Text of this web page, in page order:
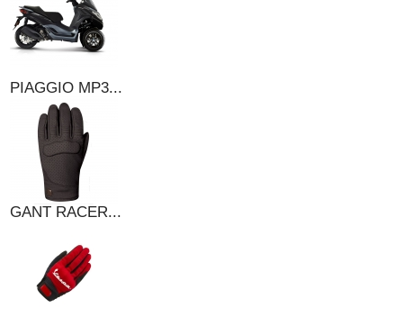
PIAGGIO MP3...
GANT RACER...